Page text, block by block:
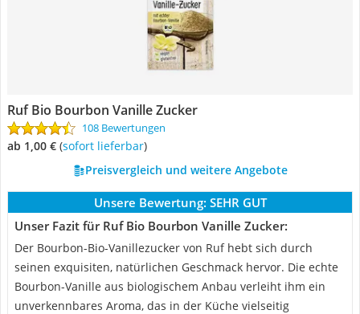
Ruf Bio Bourbon Vanille Zucker
108 Bewertungen
ab 1,00 € ( Sofort lieferbar)
Preisvergleich und weitere Angebote
Unsere Bewertung: SEHR GUT
Unser Fazit für Ruf Bio Bourbon Vanille Zucker:
Der Bourbon-Bio-Vanillezucker von Ruf hebt sich durch
seinen exquisiten, natürlichen Geschmack hervor. Die echte
Bourbon-Vanille aus biologischem Anbau verleiht ihm ein
unverkennbares Aroma, das in der Küche vielseitig